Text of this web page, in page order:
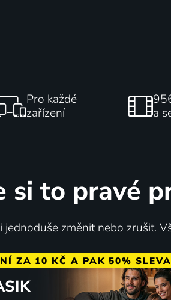
Pro každé
zařízení
a
si to pravé
změnit nebo zrušit.
ZA 10 KČ A PAK 50% SLEVA